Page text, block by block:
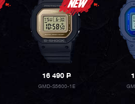
16 490P
GMD-S5600-1E